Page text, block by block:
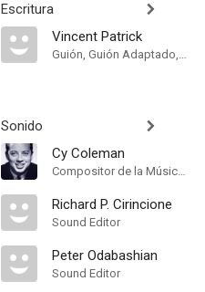
Escritura
Vincent Patrick
Guión, Guión Adaptado, Novela
Sonido
Cy Coleman
Compositor de la Música Original
Richard P. Cirincione
Sound Editor
Peter Odabashian
Sound Editor